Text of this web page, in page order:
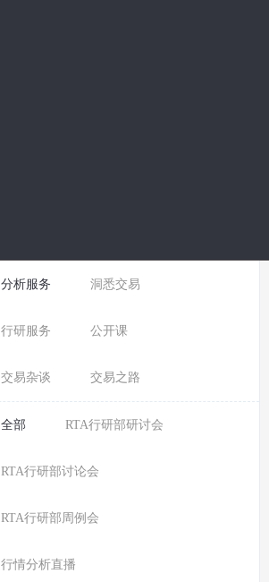
分析服务 洞悉交易
行研服务 公开课
交易杂谈 交易之路
全部 RTA行研部研讨会
RTA行研部讨论会
RTA行研部周例会
行情分析直播